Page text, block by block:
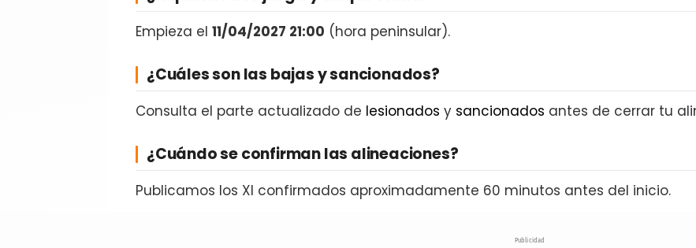
Empieza el 11/04/2027 21:00 (hora peninsular).
¿Cuáles son las bajas y sancionados?
Consulta el parte actualizado de lesionados y sancionados antes de cerrar tu
¿Cuándo se confirman las alineaciones?
Publicamos los XI confirmados aproximadamente 60 minutos antes del inicio.
Publicidad